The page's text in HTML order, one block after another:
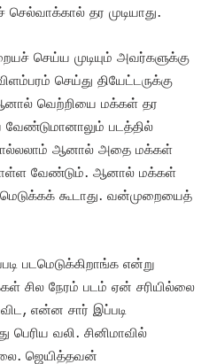
தர முடியாது.
செய்ய முடியும் அவர்களுக்கு
செய்து தியேட்டருக்கு
வெற்றியை மக்கள் தர
படத்தில்
ஆனால் அதை மக்கள்
வேண்டும். ஆனால் மக்கள்
கூடாது. வன்முறையைத்
படமெடுக்கிறாங்க என்று
சில நேரம் படம் ஏன் சரியில்லை
என்ன சார் இப்படி
பெரிய வலி. சினிமாவில்
ஜெயித்தவன்